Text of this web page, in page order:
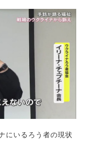
にいるろう者の現状